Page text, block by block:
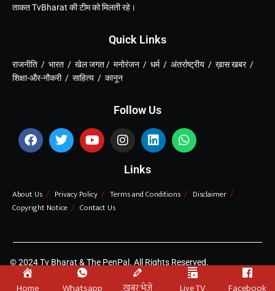
ताकत TvBharat की टीम को मिलती रहे।
Quick Links
राजनीति / भारत / खेल जगत / मनोरंजन / धर्म / अंतर्राष्ट्रीय / ख़ास खबर /
शिक्षा-और-नौकरी / साहित्य / कानून
Follow Us
Links
About Us Privacy Policy Terms and Conditions
Disclaimer
Copyright Notice
Contact Us
© 2024 Tv Bharat & The PenPal. All Rights Reserved.